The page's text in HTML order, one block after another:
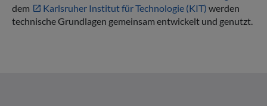
dem
Karlsruher Institut für Technologie (KIT) werden
technische Grundlagen gemeinsam entwickelt und genutzt.